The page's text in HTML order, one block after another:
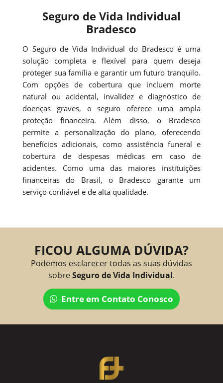
Seguro de Vida Individual
Bradesco
O Seguro de Vida Individual do Bradesco é uma
solução completa e flexível para quem deseja
proteger sua família e garantir um futuro tranquilo.
Com opções de cobertura que incluem morte
natural ou acidental, invalidez e diagnóstico de
doenças graves, o seguro oferece uma ampla
proteção financeira. Além disso, o Bradesco
permite a personalização do plano, oferecendo
benefícios adicionais, como assistência funeral e
cobertura de despesas médicas em caso de
acidentes. Como uma das maiores instituições
financeiras do Brasil, o Bradesco garante um
serviço confiável e de alta qualidade.
FICOU ALGUMA DÚVIDA?
Podemos esclarecer todas as suas dúvidas
sobreSeguro de Vida Individual.
Entre em Contato Conosco